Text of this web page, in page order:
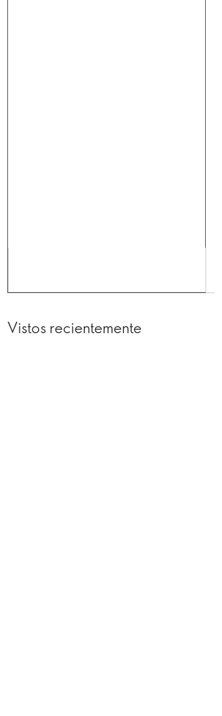
Vistos recientemente